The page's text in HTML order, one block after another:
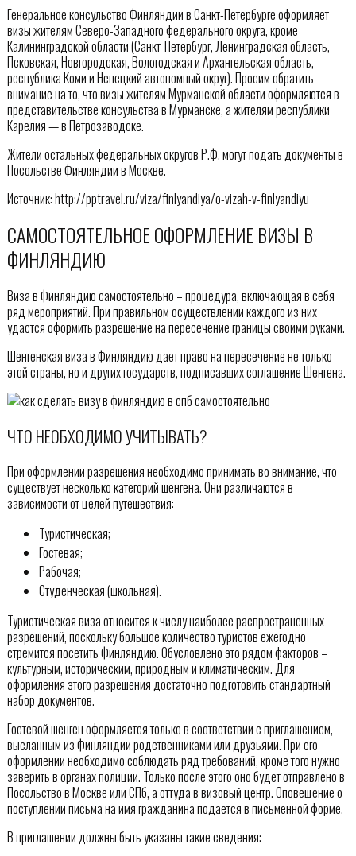
Генеральное консульство Финляндии в Санкт-Петербурге оформляет
визы жителям Северо-Западного федерального округа, кроме
Калининградской области (Санкт-Петербург, Ленинградская область,
Псковская, Новгородская, Вологодская и Архангельская область,
республика Коми и Ненецкий автономный округ). Просим обратить
внимание на то, что визы жителям Мурманской области оформляются в
представительстве консульства в Мурманске, а жителям республики
Карелия — в Петрозаводске.
Жители остальных федеральных округов Р.Ф. могут подать документы в
Посольстве Финляндии в Москве.
Источник: http://pptravel.ru/viza/finlyandiya/o-vizah-v-finlyandiyu
САМОСТОЯТЕЛЬНОЕ ОФОРМЛЕНИЕ ВИЗЫ В
ФИНЛЯНДИЮ
Виза в Финляндию самостоятельно – процедура, включающая в себя
ряд мероприятий. При правильном осуществлении каждого из них
удастся оформить разрешение на пересечение границы своими руками.
Шенгенская виза в Финляндию дает право на пересечение не только
этой страны, но и других государств, подписавших соглашение Шенгена.
ЧТО НЕОБХОДИМО УЧИТЫВАТЬ?
При оформлении разрешения необходимо принимать во внимание, что
существует несколько категорий шенгена. Они различаются в
зависимости от целей путешествия:
Туристическая;
Гостевая;
Рабочая;
Студенческая (школьная).
Туристическая виза относится к числу наиболее распространенных
разрешений, поскольку большое количество туристов ежегодно
стремится посетить Финляндию. Обусловлено это рядом факторов –
культурным, историческим, природным и климатическим. Для
оформления этого разрешения достаточно подготовить стандартный
набор документов.
Гостевой шенген оформляется только в соответствии с приглашением,
высланным из Финляндии родственниками или друзьями. При его
оформлении необходимо соблюдать ряд требований, кроме того нужно
заверить в органах полиции. Только после этого оно будет отправлено в
Посольство в Москве или СПб, а оттуда в визовый центр. Оповещение о
поступлении письма на имя гражданина подается в письменной форме.
В приглашении должны быть указаны такие сведения: